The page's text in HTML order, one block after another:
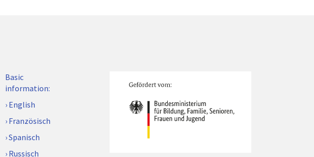
Basic
information:
English
Französisch
Spanisch
Russisch